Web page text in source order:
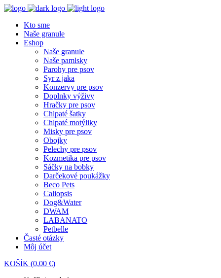
Kto sme
Naše granule
Eshop
Naše granule
Naše pamlsky
Parohy pre psov
Syr z jaka
Konzervy pre psov
Doplnky výživy
Hračky pre psov
Chlpaté šatky
Chlpaté motýliky
Misky pre psov
Obojky
Pelechy pre psov
Kozmetika pre psov
Sáčky na bobky
Darčekové poukážky
Beco Pets
Caliopsis
Dog&Water
DWAM
LABANATO
Petbelle
Časté otázky
Môj účet
KOŠÍK (0,00 €)